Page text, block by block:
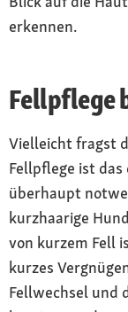
erkennen.
Fellpflege
Vielleicht fragst
Fellpflege ist
überhaupt
kurzhaarige
von kurzem Fell
kurzes
Fellwechsel und